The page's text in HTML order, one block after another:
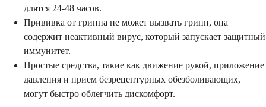
длятся 24-48 часов.
Прививка от гриппа не может вызвать грипп, она
содержит неактивный вирус, который запускает защитный
иммунитет.
Простые средства, такие как движение рукой, приложение
давления и прием безрецептурных обезболивающих,
могут быстро облегчить дискомфорт.